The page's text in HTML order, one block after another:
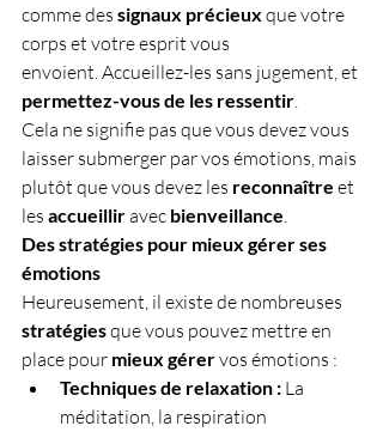
comme des signaux précieux que votre
corps et votre esprit vous
envoient. Accueillez-les sans jugement, et
permettez-vous de les ressentir.
Cela ne signifie pas que vous devez vous
laisser submerger par vos émotions, mais
plutôt que vous devez les reconnaître et
les accueillir avec bienveillance.
Des stratégies pour mieux gérer ses
émotions
Heureusement, il existe de nombreuses
stratégies que vous pouvez mettre en
place pour mieux gérer vos émotions :
Techniques de relaxation : La
méditation, la respiration